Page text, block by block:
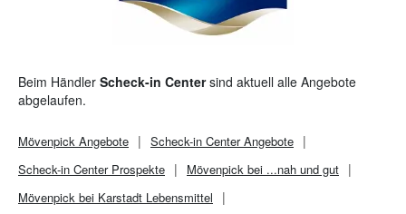
Beim Händler Scheck-in Centersind aktuell alle Angebote
abgelaufen.
Mövenpick Angebote Scheck-in CenterAngebote
Scheck-in CenterProspekte
Mövenpick bei ...nah und gut
Mövenpick bei Karstadt Lebensmittel